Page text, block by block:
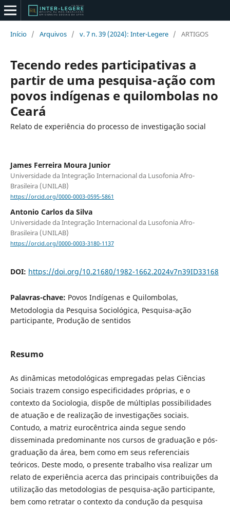
Início / Arquivos / v. 7 n. 39 (2024): Inter-Legere / ARTIGOS
Tecendo redes participativas a
partir de uma pesquisa-ação com
povos indígenas e quilombolas no
Ceará
Relato de experiência do processo de investigação social
James Ferreira Moura Junior
Universidade da Integração Internacional da Lusofonia Afro-
Brasileira (UNILAB)
https://orcid.org/0000-0003-0595-5861
Antonio Carlos da Silva
Universidade da Integração Internacional da Lusofonia Afro-
Brasileira (UNILAB)
https://orcid.org/0000-0003-3180-1137
DOI: https://doi.org/10.21680/1982-1662.2024v7n39ID33168
Palavras-chave: Povos Indígenas e Quilombolas,
Metodologia da Pesquisa Sociológica, Pesquisa-ação
participante, Produção de sentidos
Resumo
As dinâmicas metodológicas empregadas pelas Ciências
Sociais trazem consigo especificidades próprias, e o
contexto da Sociologia, dispõe de múltiplas possibilidades
de atuação e de realização de investigações sociais.
Contudo, a matriz eurocêntrica ainda segue sendo
disseminada predominante nos cursos de graduação e pós-
graduação da área, bem como em seus referenciais
teóricos. Deste modo, o presente trabalho visa realizar um
relato de experiência acerca das principais contribuições da
utilização das metodologias de pesquisa-ação participante,
bem como retratar o contexto da condução da pesquisa